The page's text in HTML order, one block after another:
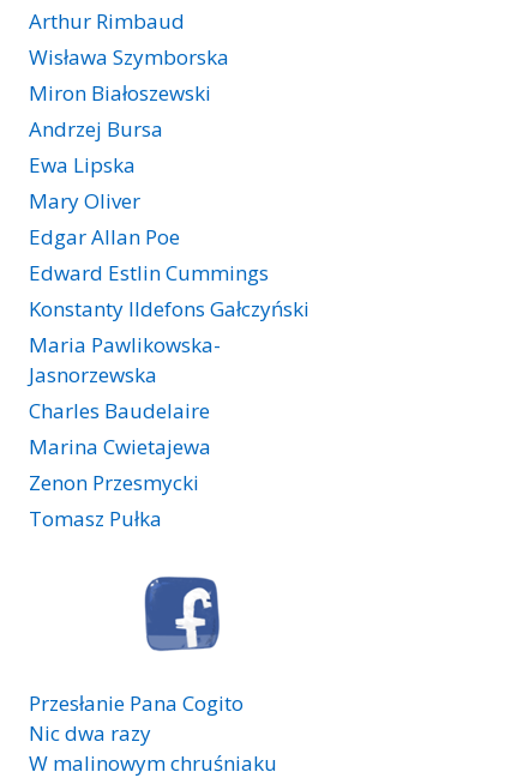
Arthur Rimbaud
Wisława Szymborska
Miron Białoszewski
Andrzej Bursa
Ewa Lipska
Mary Oliver
Edgar Allan Poe
Edward Estlin Cummings
Konstanty Ildefons Gałczyński
Maria Pawlikowska-
Jasnorzewska
Charles Baudelaire
Marina Cwietajewa
Zenon Przesmycki
Tomasz Pułka
Przesłanie Pana Cogito
Nic dwa razy
W malinowym chruśniaku